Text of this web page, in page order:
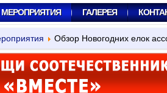
ГАЛЕРЕЯ
Обзор Новогодних елок